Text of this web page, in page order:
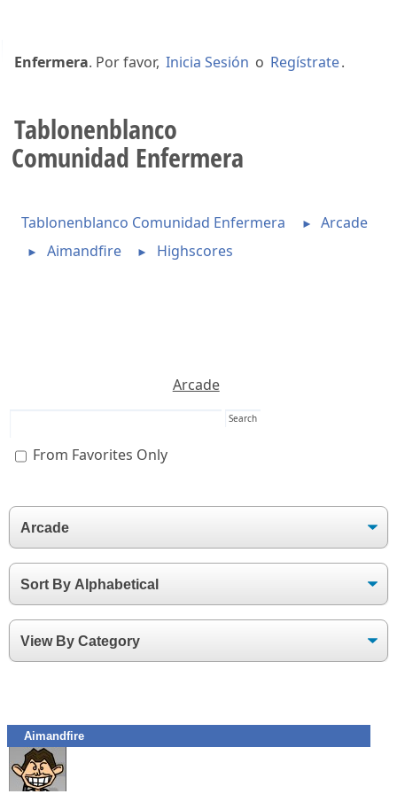
Enfermera. Por favor, Inicia Sesión o Regístrate.
Tablonenblanco
Comunidad Enfermera
Tablonenblanco Comunidad Enfermera ► Arcade
► Aimandfire ► Highscores
Arcade
From Favorites Only
Aimandfire